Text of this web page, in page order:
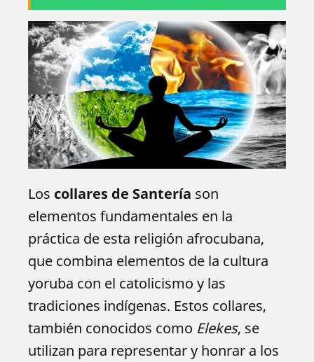
Los collares de Santería son
elementos fundamentales en la
práctica de esta religión afrocubana,
que combina elementos de la cultura
yoruba con el catolicismo y las
tradiciones indígenas. Estos collares,
también conocidos como Elekes, se
utilizan para representar y honrar a los